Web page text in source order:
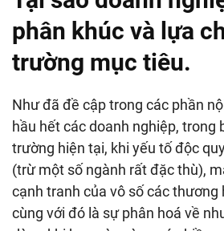
phân khúc và lựa
trường mục tiêu.
Như đã đề cập trong các phần
hầu hết các doanh nghiệp, trong
trường hiện tại, khi yếu tố độc
(trừ một số ngành rất đặc thù),
cạnh tranh của vô số các thương
cùng với đó là sự phân hoá về